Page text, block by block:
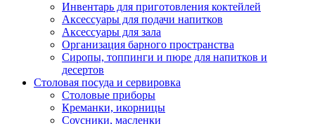
Инвентарь для приготовления коктейлей
Аксессуары для подачи напитков
Аксессуары для зала
Организация барного пространства
Сиропы, топпинги и пюре для напитков и
десертов
Столовая посуда и сервировка
Столовые приборы
Креманки, икорницы
Соусники, масленки